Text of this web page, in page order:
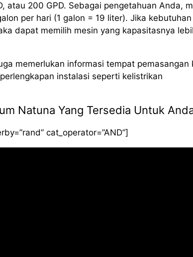
atau 200 GPD. Sebagai pengetahuan Anda,
per hari (1 galon = 19 liter). Jika kebutuhan
dapat memilih mesin yang kapasitasnya
memerlukan informasi tempat pemasangan
instalasi seperti kelistrikan
Natuna Yang Tersedia Untuk
cat_operator=”AND”]